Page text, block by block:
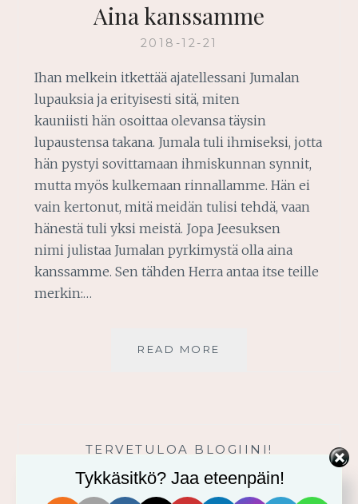
Aina kanssamme
2018-12-21
Ihan melkein itkettää ajatellessani Jumalan
lupauksia ja erityisesti sitä, miten
kauniisti hän osoittaa olevansa täysin
lupaustensa takana. Jumala tuli ihmiseksi, jotta
hän pystyi sovittamaan ihmiskunnan synnit,
mutta myös kulkemaan rinnallamme. Hän ei
vain kertonut, mitä meidän tulisi tehdä, vaan
hänestä tuli yksi meistä. Jopa Jeesuksen
nimi julistaa Jumalan pyrkimystä olla aina
kanssamme. Sen tähden Herra antaa itse teille
merkin:…
READ MORE
TERVETULOA BLOGIINI!
Tykkäsitkö? Jaa eteenpäin!